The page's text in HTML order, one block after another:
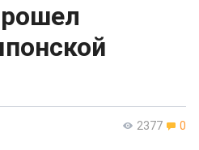
2377 0